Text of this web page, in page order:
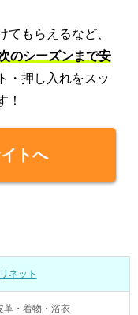
てもらえるなど、
のシーズンまで安
・押し入れをスッ
！
トへ
リネット
革・着物・浴衣